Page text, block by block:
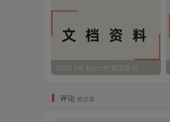
2025 hw 有poc的漏洞集合
评论 抢沙发